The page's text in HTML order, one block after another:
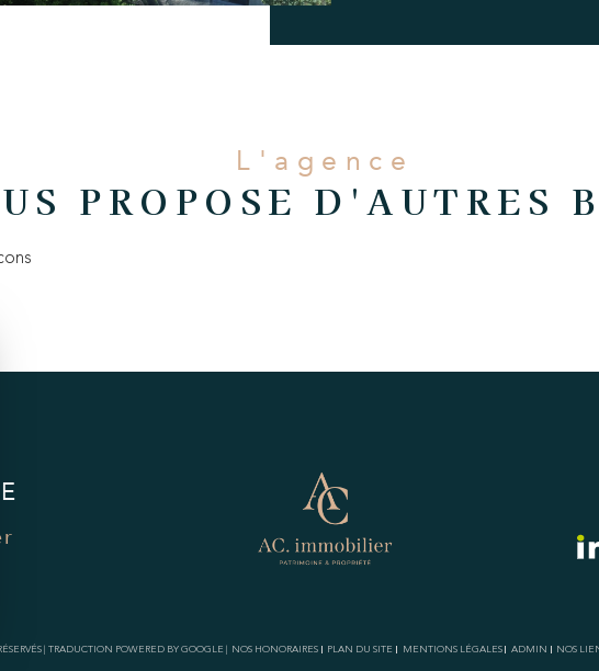
L'agence
PROPOSE D'AUTRES
| TRADUCTION POWERED BY GOOGLE | NOS HONORAIRES PLAN DU SITE MENTIONS LÉGALES ADMIN NOS